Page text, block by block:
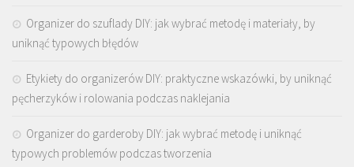
Organizer do szuflady DIY: jak wybrać metodę i materiały, by
uniknąć typowych błędów
Etykiety do organizerów DIY: praktyczne wskazówki, by uniknąć
pęcherzyków i rolowania podczas naklejania
Organizer do garderoby DIY: jak wybrać metodę i uniknąć
typowych problemów podczas tworzenia